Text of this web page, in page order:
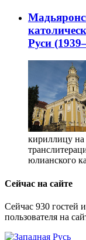
Руси
кириллицу на
юлианского
Сейчас на сайте
Сейчас 930 гостей
пользователя на